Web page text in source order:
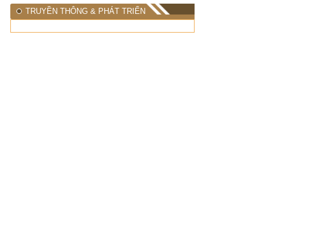
TRUYỀN THÔNG & PHÁT TRIỂN